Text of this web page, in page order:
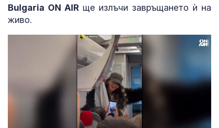
Bulgaria ON AIR ще излъчи завръщането ѝ на
живо.